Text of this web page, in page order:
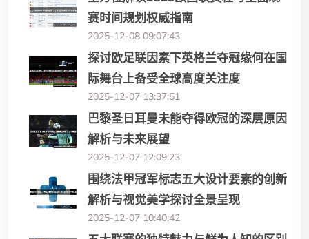
赛时间规划权威指南
2025-12-08 09:07:43
探讨欧足联因素下英格兰夺冠缘何在国
际舞台上备受全球高度关注度
2025-12-07 13:37:51
巴黎圣日耳曼未能夺得欧冠的深层原因
解析与未来展望
2025-12-07 12:09:23
围绕法甲冠军标志五大设计要素的创新
解析与视觉美学探讨全景呈现
2025-12-07 10:40:42